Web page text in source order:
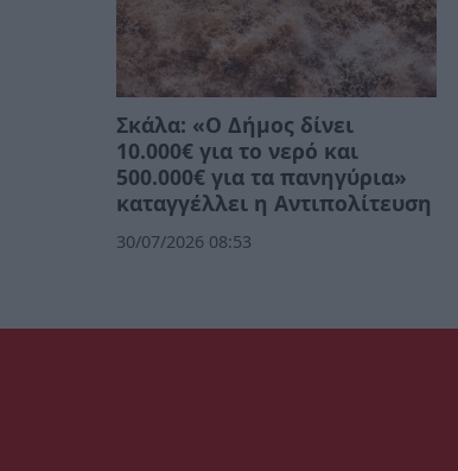
Σκάλα: «Ο Δήμος δίνει
10.000€ για το νερό και
500.000€ για τα πανηγύρια»
καταγγέλλει η Αντιπολίτευση
30/07/2026 08:53